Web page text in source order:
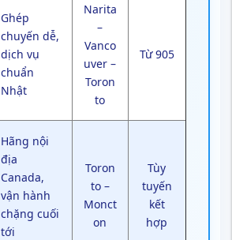
Ghép
chuyến dễ,
dịch vụ
chuẩn
Nhật
Narita
–
Vanco
uver –
Toron
to
Từ 905
Hãng nội
địa
Canada,
vận hành
chặng cuối
tới
Toron
to –
Monct
on
Tùy
tuyến
kết
hợp